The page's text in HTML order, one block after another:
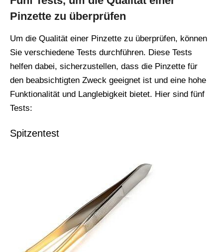
Pinzette zu überprüfen
Um die Qualität einer Pinzette zu überprüfen, können
Sie verschiedene Tests durchführen. Diese Tests
helfen dabei, sicherzustellen, dass die Pinzette für
den beabsichtigten Zweck geeignet ist und eine hohe
Funktionalität und Langlebigkeit bietet. Hier sind fünf
Tests:
Spitzentest